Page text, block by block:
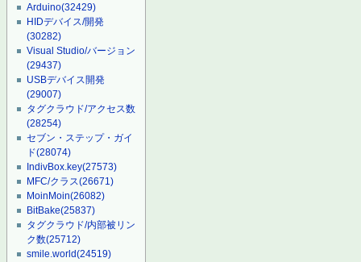
Arduino(32429)
HIDデバイス/開発
(30282)
Visual Studio/バージョン
(29437)
USBデバイス開発
(29007)
タグクラウド/アクセス数
(28254)
セブン・ステップ・ガイ
ド(28074)
IndivBox.key(27573)
MFC/クラス(26671)
MoinMoin(26082)
BitBake(25837)
タグクラウド/内部被リン
ク数(25712)
smile.world(24519)